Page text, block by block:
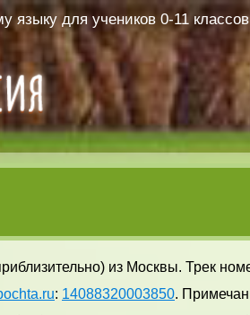
языку для учеников 0-11 классов
из Москвы. Трек
: 14088320003850.